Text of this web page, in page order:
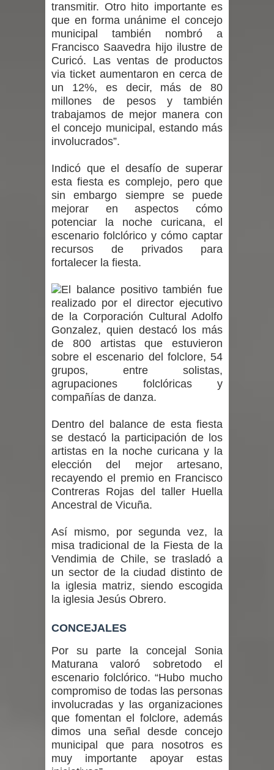
de la provincia de Linares
Municipalidad de Curicó apuesta a la
innovación en tecnología educativa
con nuevas pantallas interactivas del
Colegio El Boldo
Municipalidad de Curicó inició
Se activa Código Azul en Talca ante
las bajas temperaturas
GORE Maule figura tercero a nivel
nacional en gasto por viajes y
traslados con $133 millones
Dos internos intentaron escapar por
un forado desde la cárcel de Talca
transmitir. Otro hito importante es
que en forma unánime el concejo
municipal también nombró a
Francisco Saavedra hijo ilustre de
Curicó. Las ventas de productos
via ticket aumentaron en cerca de
un 12%, es decir, más de 80
millones de pesos y también
trabajamos de mejor manera con
el concejo municipal, estando más
involucrados”.
Indicó que el desafío de superar
esta fiesta es complejo, pero que
sin embargo siempre se puede
mejorar en aspectos cómo
potenciar la noche curicana, el
escenario folclórico y cómo captar
recursos de privados para
fortalecer la fiesta.
El balance positivo también fue
realizado por el director ejecutivo
de la Corporación Cultural Adolfo
Gonzalez, quien destacó los más
de 800 artistas que estuvieron
sobre el escenario del folclore, 54
grupos, entre solistas,
agrupaciones folclóricas y
compañías de danza.
Dentro del balance de esta fiesta
se destacó la participación de los
artistas en la noche curicana y la
elección del mejor artesano,
recayendo el premio en Francisco
Contreras Rojas del taller Huella
Ancestral de Vicuña.
Así mismo, por segunda vez, la
misa tradicional de la Fiesta de la
Vendimia de Chile, se trasladó a
un sector de la ciudad distinto de
la iglesia matriz, siendo escogida
la iglesia Jesús Obrero.
CONCEJALES
Por su parte la concejal Sonia
Maturana valoró sobretodo el
escenario folclórico. “Hubo mucho
compromiso de todas las personas
involucradas y las organizaciones
que fomentan el folclore, además
dimos una señal desde concejo
municipal que para nosotros es
muy importante apoyar estas